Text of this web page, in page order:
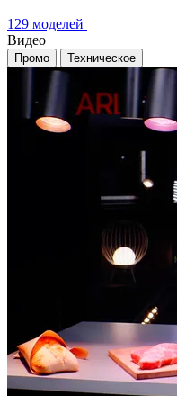
129 моделей
Видео
Промо Техническое